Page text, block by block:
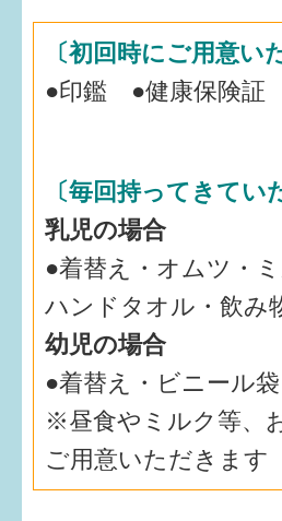
〔初回時にご用意い
●印鑑 ●健康保険証
〔毎回持ってきてい
乳児の場合
●着替え・オムツ・
ハンドタオル・飲み
幼児の場合
●着替え・ビニール
※昼食やミルク等、
ご用意いただきます